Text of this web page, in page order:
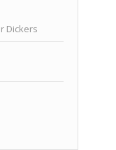
Dickers